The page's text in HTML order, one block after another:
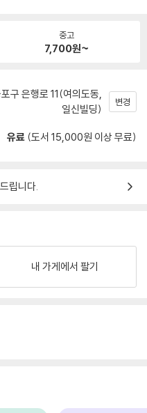
중고
7,700원~
구 은행로 11(여의도동,
일신빌딩)
변경
유료 (도서 15,000원 이상 무료)
립니다.
내 가게에서 팔기